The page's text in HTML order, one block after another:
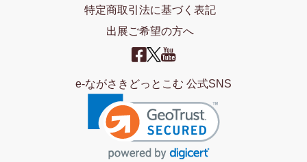
特定商取引法に基づく表記
出展ご希望の方へ
e-ながさきどっとこむ 公式SNS